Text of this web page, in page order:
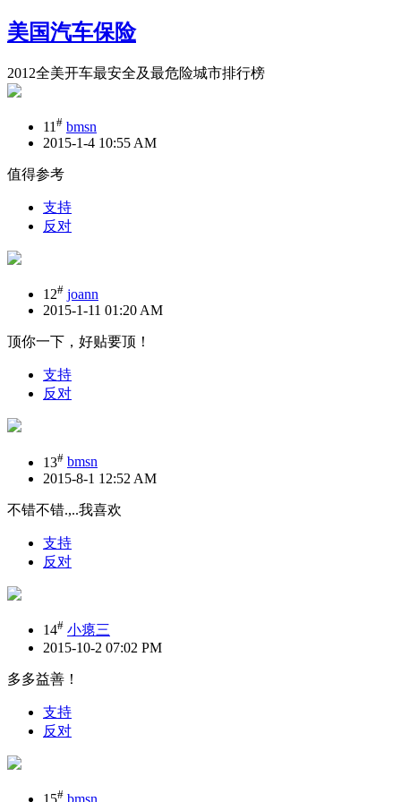
美国汽车保险
2012全美开车最安全及最危险城市排行榜
11 # bmsn
2015-1-4 10:55 AM
值得参考
支持
反对
12# joann
2015-1-11 01:20 AM
顶你一下，好贴要顶！
支持
反对
13# bmsn
2015-8-1 12:52 AM
不错不错.,..我喜欢
支持
反对
14# 小瘪三
2015-10-2 07:02 PM
多多益善！
支持
反对
#